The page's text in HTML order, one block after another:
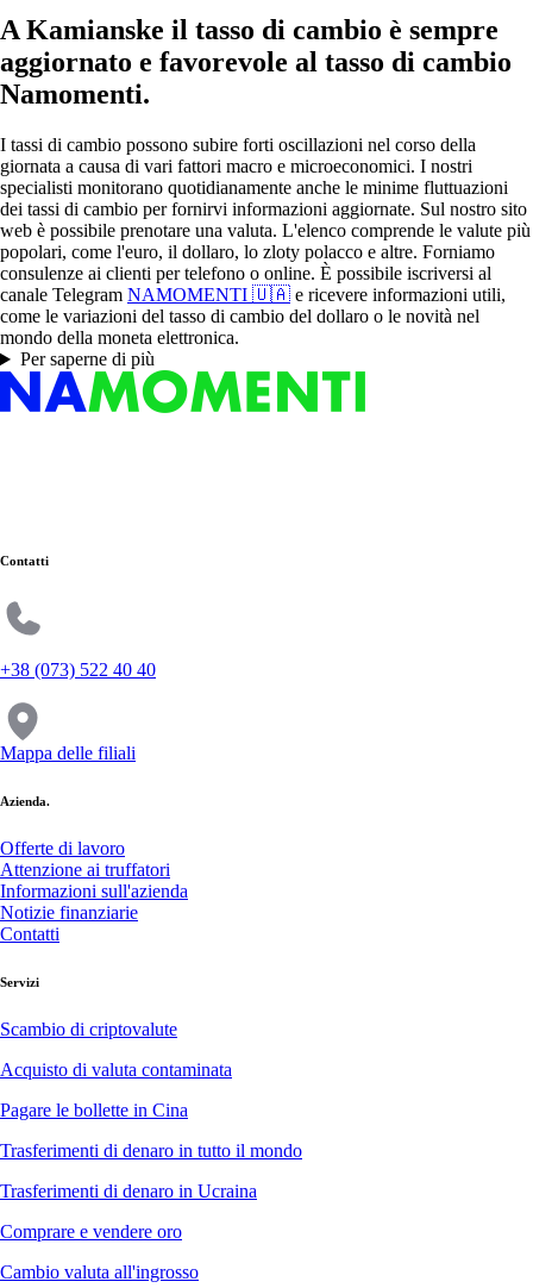
A Kamianske il tasso di cambio è sempre
aggiornato e favorevole al tasso di cambio
Namomenti.
I tassi di cambio possono subire forti oscillazioni nel corso della
giornata a causa di vari fattori macro e microeconomici. I nostri
specialisti monitorano quotidianamente anche le minime fluttuazioni
dei tassi di cambio per fornirvi informazioni aggiornate. Sul nostro sito
web è possibile prenotare una valuta. L'elenco comprende le valute più
popolari, come l'euro, il dollaro, lo zloty polacco e altre. Forniamo
consulenze ai clienti per telefono o online. È possibile iscriversi al
canale Telegram NAMOMENTI 🇺🇦 e ricevere informazioni utili,
come le variazioni del tasso di cambio del dollaro o le novità nel
mondo della moneta elettronica.
Per saperne di più
Contatti
+38 (073) 522 40 40
Mappa delle filiali
Azienda.
Offerte di lavoro
Attenzione ai truffatori
Informazioni sull'azienda
Notizie finanziarie
Contatti
Servizi
Scambio di criptovalute
Acquisto di valuta contaminata
Pagare le bollette in Cina
Trasferimenti di denaro in tutto il mondo
Trasferimenti di denaro in Ucraina
Comprare e vendere oro
Cambio valuta all'ingrosso